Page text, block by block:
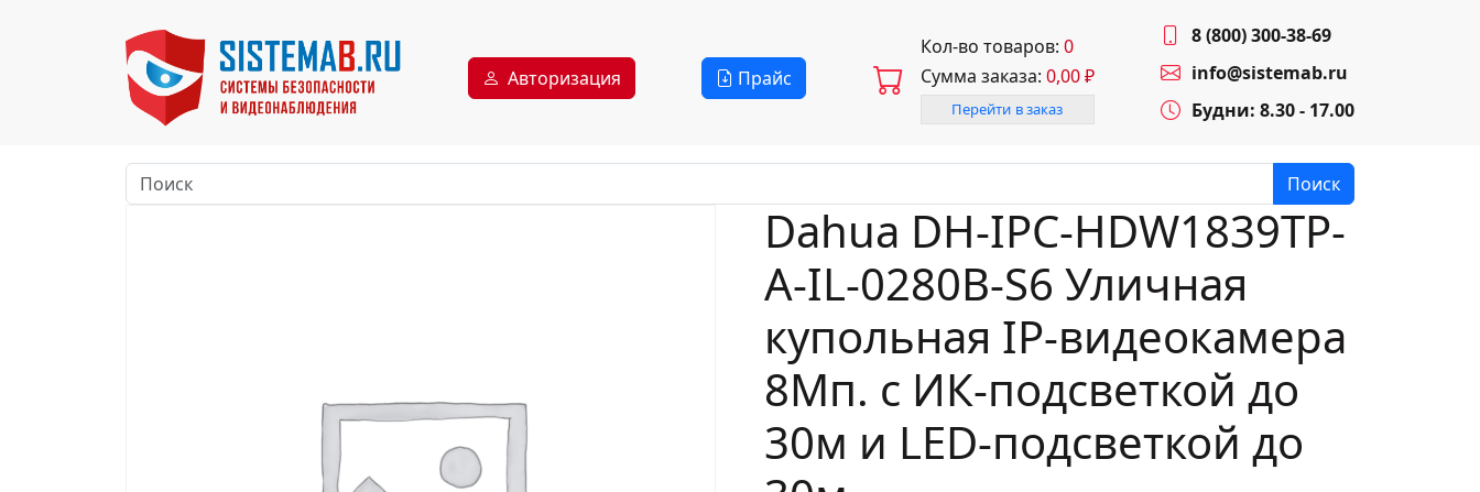
Авторизация Прайс
Кол-во товаров: 0
Сумма заказа: 0,00₽
Перейти в заказ
8 (800) 300-38-69
info@sistemab.ru
Будни: 8.30 - 17.00
Поиск
Dahua DH-IPC-HDW1839TP-
A-IL-0280B-S6 Уличная
купольная IP-видеокамера
8Мп. с ИК-подсветкой до
30м и LED-подсветкой до